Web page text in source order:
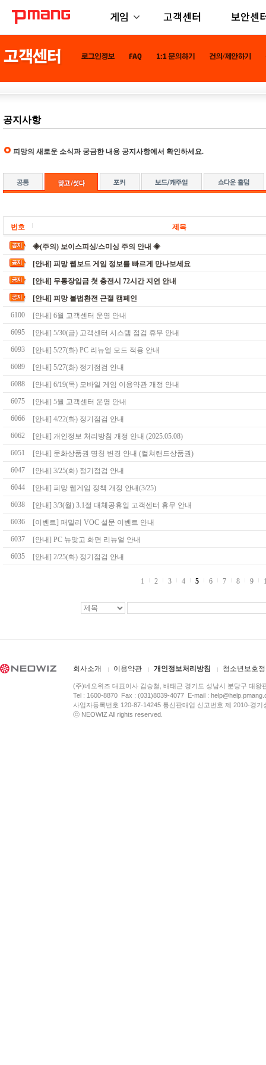
게임 고객센터 보안센
공지사항
피망의 새로운 소식과 궁금한 내용 공지사항에서 확인하세요.
번호 제목
◈(주의) 보이스피싱/스미싱 주의 안내 ◈
[안내] 피망 웹보드 게임 정보를 빠르게 만나보세요
[안내] 무통장입금 첫 충전시 72시간 지연 안내
[안내] 피망 불법환전 근절 캠페인
6100
[안내] 6월 고객센터 운영 안내
6095
[안내] 5/30(금) 고객센터 시스템 점검 휴무 안내
6093
[안내] 5/27(화) PC 리뉴얼 모드 적용 안내
6089
[안내] 5/27(화) 정기점검 안내
6088
[안내] 6/19(목) 모바일 게임 이용약관 개정 안내
6075
[안내] 5월 고객센터 운영 안내
6066
[안내] 4/22(화) 정기점검 안내
6062
[안내] 개인정보 처리방침 개정 안내 (2025.05.08)
6051
[안내] 문화상품권 명칭 변경 안내 (컬쳐랜드상품권)
6047
[안내] 3/25(화) 정기점검 안내
6044
[안내] 피망 웹게임 정책 개정 안내(3/25)
6038
[안내] 3/3(월) 3.1절 대체공휴일 고객센터 휴무 안내
6036
[이벤트] 패밀리 VOC 설문 이벤트 안내
6037
[안내] PC 뉴맞고 화면 리뉴얼 안내
6035
[안내] 2/25(화) 정기점검 안내
1 2 3 4 5 6 7 8 9
회사소개 이용약관 개인정보처리방침 청소년보호
(주)네오위즈 대표이사 김승철, 배태근 경기도 성남시 분당구 대왕
Tel : 1600-8870 Fax : (031)8039-4077 E-mail :
사업자등록번호 120-87-14245 통신판매업 신고번호 제 2010-경
ⓒ NEOWIZ All rights reserved.